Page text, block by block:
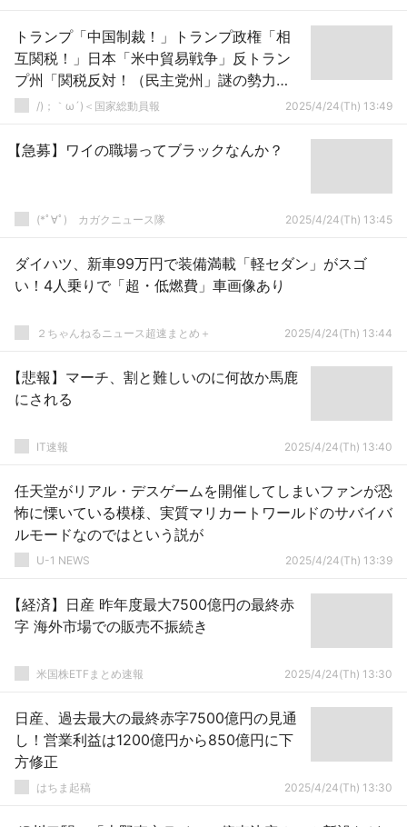
トランプ「中国制裁！」トランプ政権「相
互関税！」日本「米中貿易戦争」反トラン
プ州「関税反対！（民主党州」謎の勢力
「差し止め訴訟！」中国「関税撤廃要
/)；｀ω´)＜国家総動員報 2025/4/24(Th) 13:49
【急募】ワイの職場ってブラックなんか？
(*ﾟ∀ﾟ)ゞカガクニュース隊 2025/4/24(Th) 13:45
ダイハツ、新車99万円で装備満載「軽セダン」がスゴ
い！4人乗りで「超・低燃費」車画像あり
２ちゃんねるニュース超速まとめ＋ 2025/4/24(Th) 13:44
【悲報】マーチ、割と難しいのに何故か馬鹿
にされる
IT速報 2025/4/24(Th) 13:40
任天堂がリアル・デスゲームを開催してしまいファンが恐
怖に慄いている模様、実質マリカートワールドのサバイバ
ルモードなのではという説が
U-1 NEWS 2025/4/24(Th) 13:39
【経済】日産 昨年度最大7500億円の最終赤
字 海外市場での販売不振続き
米国株ETFまとめ速報 2025/4/24(Th) 13:30
日産、過去最大の最終赤字7500億円の見通
し！営業利益は1200億円から850億円に下
方修正
はちま起稿 2025/4/24(Th) 13:30